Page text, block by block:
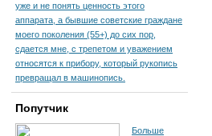
уже и не понять ценность этого
аппарата, а бывшие советские граждане
моего поколения (55+) до сих пор,
сдается мне, с трепетом и уважением
относятся к прибору, который рукопись
превращал в машинопись.
Попутчик
Больше